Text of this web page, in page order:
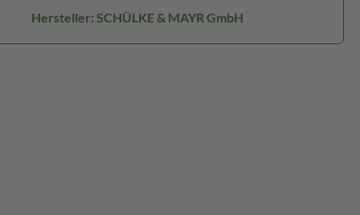
Hersteller: SCHÜLKE & MAYR GmbH